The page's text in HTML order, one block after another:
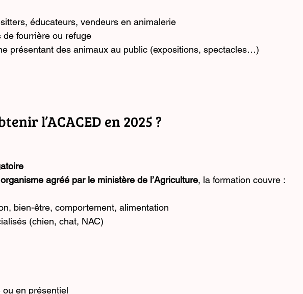
éducateurs, vendeurs en animalerie
de fourrière ou refuge
présentant des animaux au public (expositions, spectacles…)
l’ACACED en 2025 ?
organisme agréé par le ministère de l’Agriculture, la formation couvre :
bien-être, comportement, alimentation
(chien, chat, NAC)
en présentiel